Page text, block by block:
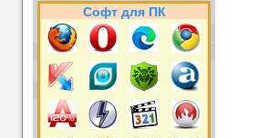
Софт для ПК